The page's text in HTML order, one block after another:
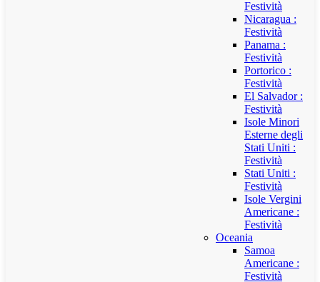
Festività
Nicaragua :
Festività
Panama :
Festività
Portorico :
Festività
El Salvador :
Festività
Isole Minori
Esterne degli
Stati Uniti :
Festività
Stati Uniti :
Festività
Isole Vergini
Americane :
Festività
Oceania
Samoa
Americane :
Festività